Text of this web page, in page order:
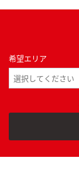
希望エリア